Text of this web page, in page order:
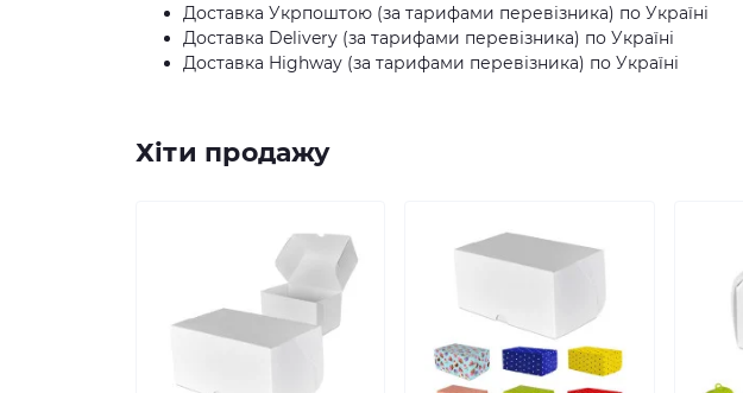
Доставка Укрпоштою (за тарифами перевізника) по Україні
Доставка Delivery (за тарифами перевізника) по Україні
Доставка Highway (за тарифами перевізника) по Україні
Хіти продажу